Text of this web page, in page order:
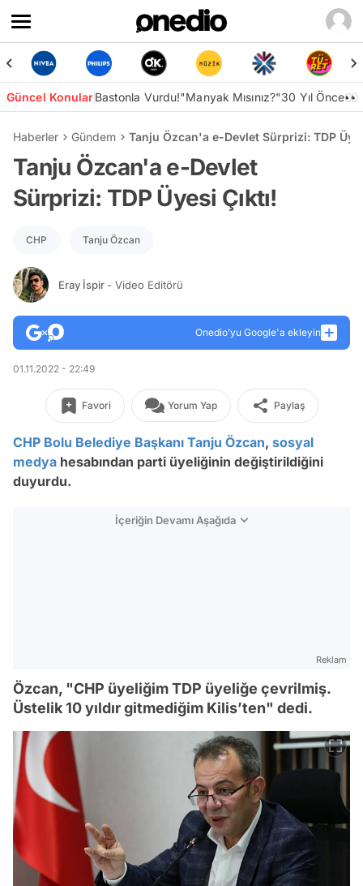
Güncel KonularBastonla Vurdu!"Manyak Mısınız?"30 Yıl Önce👀
Haberler Gündem Tanju Özcan'a e-Devlet Sürprizi: TDP
Tanju Özcan'a e-Devlet
Sürprizi: TDP Üyesi Çıktı!
CHP Tanju Özcan
Eray İspir - Video Editörü
Onedio’yu Google'a ekleyin
01.11.2022 - 22:49
Favori Yorum Yap Paylaş
CHP Bolu Belediye Başkanı Tanju Özcan, sosyal
medya hesabından parti üyeliğinin değiştirildiğini
duyurdu.
İçeriğin Devamı Aşağıda
Reklam
Özcan, "CHP üyeliğim TDP üyeliğe çevrilmiş.
Üstelik 10 yıldır gitmediğim Kilis’ten" dedi.